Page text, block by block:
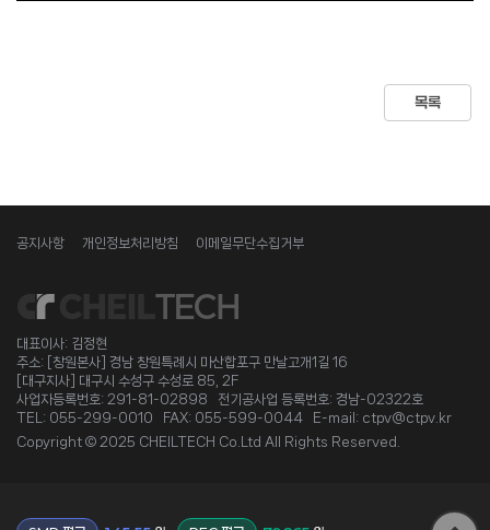
목록
공지사항 개인정보처리방침 이메일무단수집거부
대표이사: 김정현
주소: [창원본사] 경남 창원특례시 마산합포구 만날고개1길 16
[대구지사] 대구시 수성구 수성로 85, 2F
사업자등록번호: 291-81-02898 전기공사업 등록번호: 경남-02322호
TEL: 055-299-0010 FAX: 055-599-0044 E-mail: ctpv@ctpv.kr
Copyright © 2025 CHEILTECH Co.Ltd All Rights Reserved.